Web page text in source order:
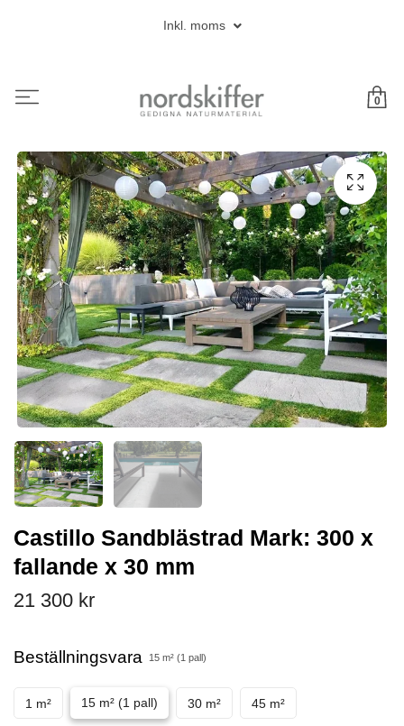
Inkl. moms
0
Castillo Sandblästrad Mark: 300 x
fallande x 30 mm
21 300 kr
Beställningsvara 15 m² (1 pall)
1 m² 15 m² (1 pall) 30 m² 45 m²